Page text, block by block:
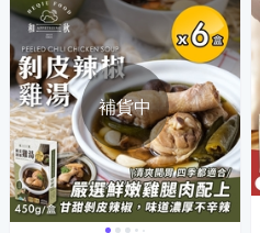
補貨中